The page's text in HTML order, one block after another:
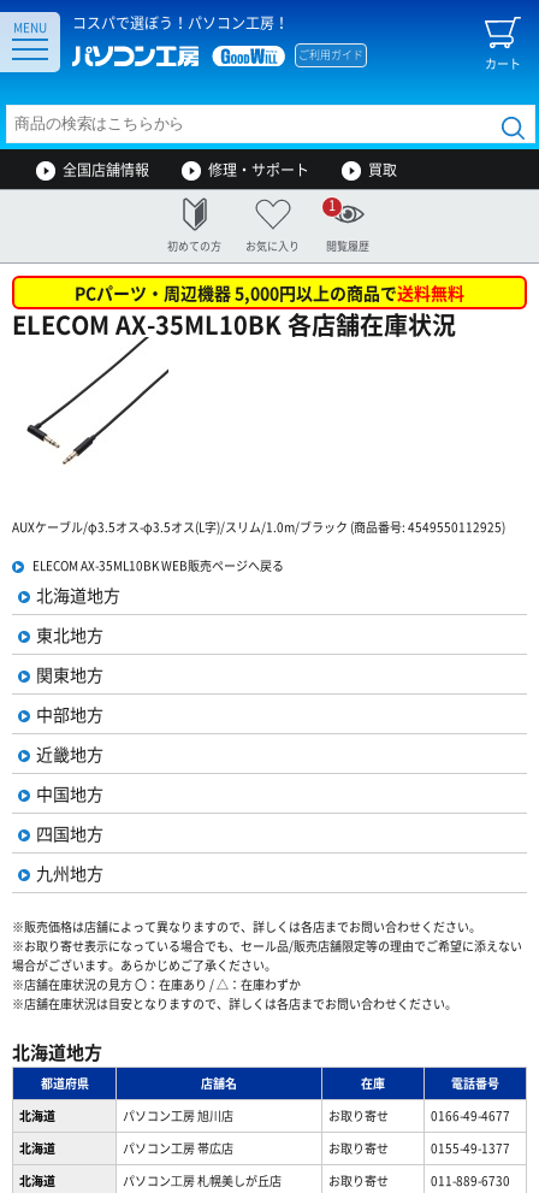
コスパで選ぼう！パソコン工房！
カート
ご利用ガイド
MENU
全国店舗情報 修理・サポート 買取
初めての方 お気に入り 閲覧履歴
1
PCパーツ・周辺機器 5,000円以上の商品で送料無料
ELECOM AX-35ML10BK 各店舗在庫状況
AUXケーブル/φ3.5オス-φ3.5オス(L字)/スリム/1.0m/ブラック (商品番号: 4549550112925)
ELECOM AX-35ML10BK WEB販売ページへ戻る
北海道地方
東北地方
関東地方
中部地方
近畿地方
中国地方
四国地方
九州地方
※販売価格は店舗によって異なりますので、詳しくは各店までお問い合わせください。
※お取り寄せ表示になっている場合でも、セール品/販売店舗限定等の理由でご希望に添えない
場合がございます。あらかじめご了承ください。
※店舗在庫状況の見方 〇：在庫あり / △：在庫わずか
※店舗在庫状況は目安となりますので、詳しくは各店までお問い合わせください。
北海道地方
都道府県 店舗名 在庫
電話番号
北海道
パソコン工房 旭川店 お取り寄せ
0166-49-4677
北海道
パソコン工房 帯広店 お取り寄せ
0155-49-1377
北海道
パソコン⼯房 札幌美しが丘店 お取り寄せ
011-889-6730